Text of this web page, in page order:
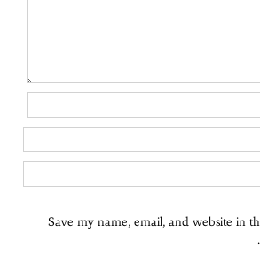
Save my name, email, and website in